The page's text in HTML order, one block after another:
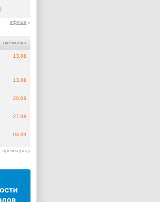
афиша
премьера
13.08
13.08
20.08
27.08
03.09
премьеры